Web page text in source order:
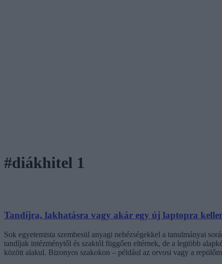
#diákhitel 1
Tandíjra, lakhatásra vagy akár egy új laptopra
Sok egyetemista szembesül anyagi nehézségekkel a tanulmányai
tandíjak intézménytől és szaktól függően eltérnek, de a legtöbb
között alakul. Bizonyos szakokon – például az orvosi vagy a